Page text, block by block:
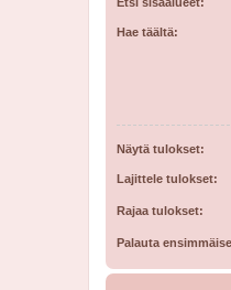
Hae täältä:
Näytä tulokset:
Lajittele tulokset:
Rajaa tulokset:
Palauta